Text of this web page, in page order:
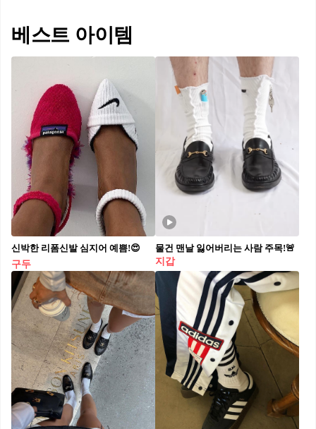
베스트 아이템
신박한 리폼신발 심지어 예쁨!😍
구두
물건 맨날 잃어버리는 사람 주목!🚨
지갑